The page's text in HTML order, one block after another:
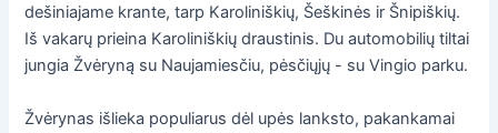
dešiniajame krante, tarp Karoliniškių, Šeškinės ir Šnipiškių.
Iš vakarų prieina Karoliniškių draustinis. Du automobilių tiltai
jungia Žvėryną su Naujamiesčiu, pėsčiųjų - su Vingio parku.
Žvėrynas išlieka populiarus dėl upės lanksto, pakankamai